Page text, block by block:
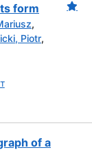
form
,
Piotr,
of a